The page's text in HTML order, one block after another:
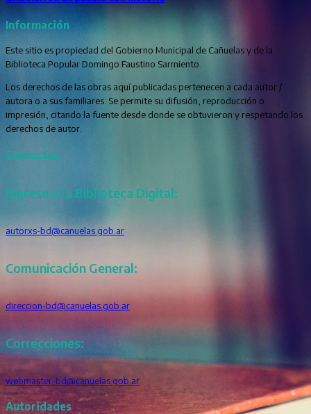
Información
Este sitio es propiedad del Gobierno Municipal de Cañuelas y de la
Biblioteca Popular Domingo Faustino Sarmiento.
Los derechos de las obras aquí publicadas pertenecen a cada autor /
autora o a sus familiares. Se permite su difusión, reproducción o
impresión, citando la fuente desde donde se obtuvieron y respetando los
derechos de autor.
Contactos
Ingreso a la Biblioteca Digital:
autorxs-bd@canuelas.gob.ar
Comunicación General:
direccion-bd@canuelas.gob.ar
Correcciones:
webmaster-bd@canuelas.gob.ar
Autoridades